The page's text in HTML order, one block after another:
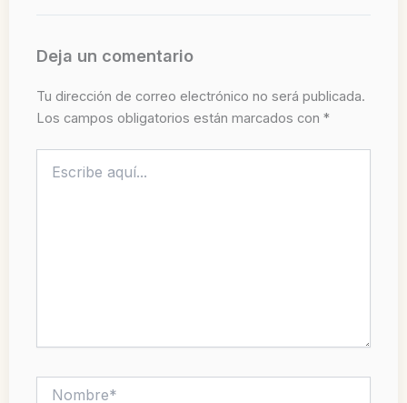
Deja un comentario
Tu dirección de correo electrónico no será publicada.
Los campos obligatorios están marcados con *
aquí...